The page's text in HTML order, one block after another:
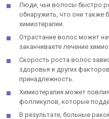
Люди, чьи волосы быстро
обнаружить, что они также
химиотерапии.
Отрастание волос может
заканчиваете лечение
Скорость роста волос
здоровья и других
принадлежность.
Химиотерапия может
фолликулов, которые
В результате, больные